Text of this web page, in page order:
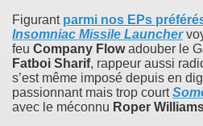
Figurant parmi nos EPs
Insomniac Missile Launcher
feu Company Flowadouber le
Fatboi Sharif, rappeur aussi
s’est même imposé depuis en
passionnant mais trop court
avec le méconnu Roper